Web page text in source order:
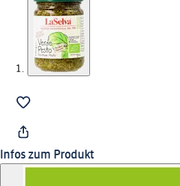
Infos zum Produkt